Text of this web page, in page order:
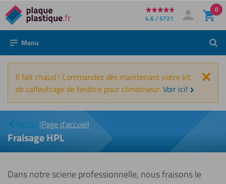
Directement
au
contenu
4.6 / 5721 Mon compte
Se connecter
0
Menu
Il fait chaud ! Commandez dès maintenant votre kit
de calfeutrage de fenêtre pour climatiseur.Voir ici!
Retour|Page d'accueil
Fraisage
HPL
Fraisage HPL
Dans notre scierie professionnelle, nous fraisons le